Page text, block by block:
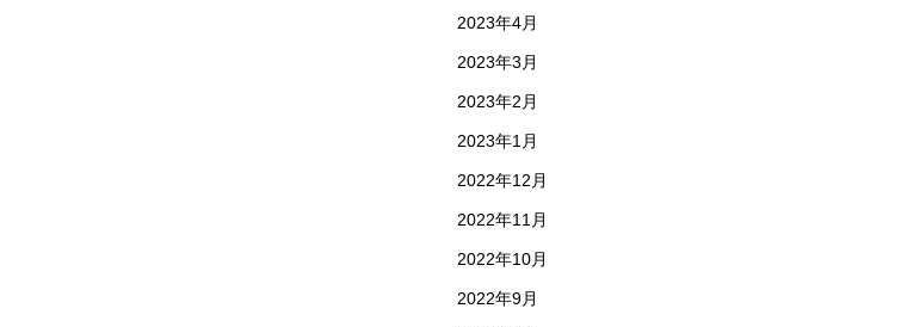
2023年4月
2023年3月
2023年2月
2023年1月
2022年12月
2022年11月
2022年10月
2022年9月